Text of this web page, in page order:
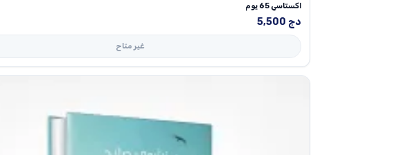
اكستاسي 65 يوم
5,500 دج
غير متاح